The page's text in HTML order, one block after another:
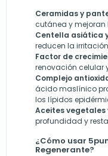
Ceramidas y
cutánea y
Centella asiática
reducen la
Factor de
renovación celular
Complejo
ácido maslínico
los lípidos
Aceites
profundidad y
¿Cómo usar
Regenerante?